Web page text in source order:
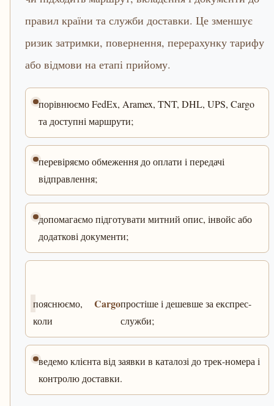
правил країни та служби доставки. Це зменшує
ризик затримки, повернення, перерахунку тарифу
або відмови на етапі прийому.
порівнюємо FedEx, Aramex, TNT, DHL, UPS, Cargo
та доступні маршрути;
перевіряємо обмеження до оплати і передачі
відправлення;
допомагаємо підготувати митний опис, інвойс або
додаткові документи;
пояснюємо,
коли
Cargoпростіше і дешевше за експрес-
служби;
ведемо клієнта від заявки в каталозі до трек-номера і
контролю доставки.